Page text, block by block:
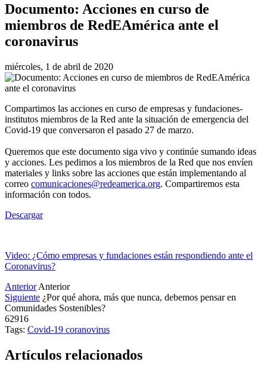
Documento: Acciones en curso de
miembros de RedEAmérica ante el
coronavirus
miércoles, 1 de abril de 2020
Compartimos las acciones en curso de empresas y fundaciones-
institutos miembros de la Red ante la situación de emergencia del
Covid-19 que conversaron el pasado 27 de marzo.
Queremos que este documento siga vivo y continúe sumando ideas
y acciones. Les pedimos a los miembros de la Red que nos envíen
materiales y links sobre las acciones que están implementando al
correo comunicaciones@redeamerica.org. Compartiremos esta
información con todos.
Descargar
Video: ¿Cómo empresas y fundaciones están respondiendo ante el
Coronavirus?
Anterior Anterior
Siguiente ¿Por qué ahora, más que nunca, debemos pensar en
Comunidades Sostenibles?
62916
Tags: Covid-19 coranovirus
Artículos relacionados